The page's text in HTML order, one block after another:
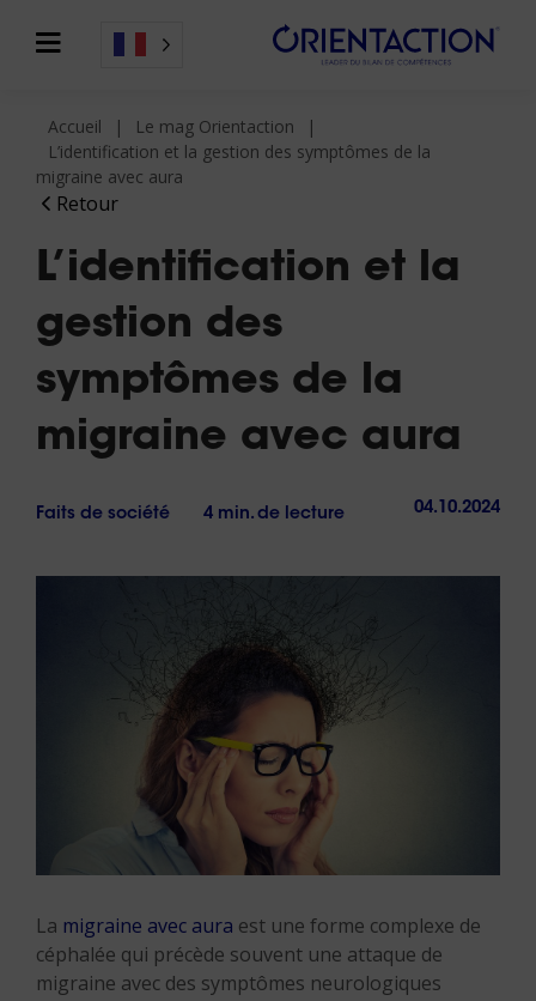
Retour
Accueil
Le mag Orientaction
L’identification et la gestion des symptômes de la
migraine avec aura
L’identification et la
gestion des
symptômes de la
migraine avec aura
Faits de société 4 min. de lecture 04.10.2024
La migraine avec aura est une forme complexe de
céphalée qui précède souvent une attaque de
migraine avec des symptômes neurologiques